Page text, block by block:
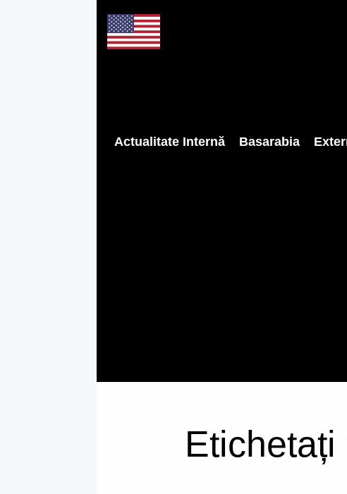
Actualitate Internă Basarabia